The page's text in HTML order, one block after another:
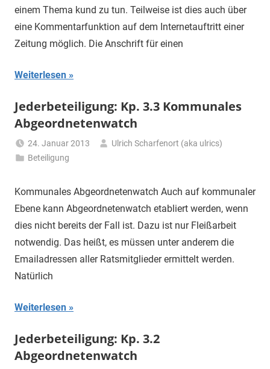
einem Thema kund zu tun. Teilweise ist dies auch über
eine Kommentarfunktion auf dem Internetauftritt einer
Zeitung möglich. Die Anschrift für einen
Weiterlesen
Jederbeteiligung: Kp. 3.3 Kommunales
Abgeordnetenwatch
24. Januar 2013
Ulrich Scharfenort (aka ulrics)
Beteiligung
Kommunales Abgeordnetenwatch Auch auf kommunaler
Ebene kann Abgeordnetenwatch etabliert werden, wenn
dies nicht bereits der Fall ist. Dazu ist nur Fleißarbeit
notwendig. Das heißt, es müssen unter anderem die
Emailadressen aller Ratsmitglieder ermittelt werden.
Natürlich
Weiterlesen
Jederbeteiligung: Kp. 3.2
Abgeordnetenwatch